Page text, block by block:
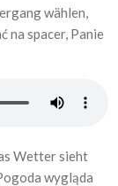
wählen,
na spacer, Panie
Wetter sieht
wygląda